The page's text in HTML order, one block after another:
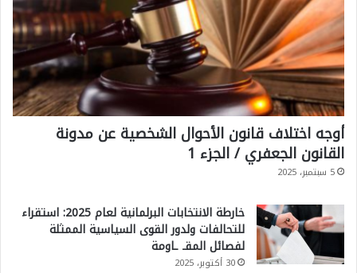
أوجه اختلاف قانون الأحوال الشخصية عن مدونة
القانون الجعفري / الجزء 1
5 سبتمبر، 2025
خارطة الانتخابات البرلمانية لعام 2025: استقراء
للتحالفات ولدور القوى السياسية الممثلة
لفصائل المقـ ـاومة
30 أكتوبر، 2025